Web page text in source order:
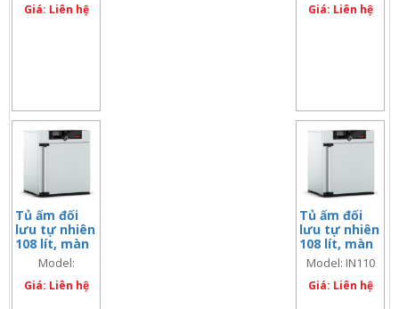
Giá: Liên hệ
IN750Plus
Giá: Liên hệ
Tủ ấm đối
lưu tự nhiên
108 lít, màn
hình đôi
Model:
IN110Plus
Giá: Liên hệ
Tủ ấm đối
lưu tự nhiên
108 lít, màn
hình đơn
Model: IN110
Giá: Liên hệ